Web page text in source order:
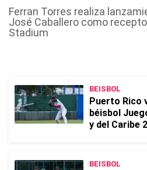
Ferran Torres realiza
José Caballero como
Stadium
BEISBOL
Puerto Rico
béisbol
y del Caribe
BEISBOL